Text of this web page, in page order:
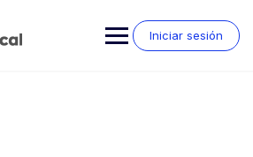
Iniciar sesión